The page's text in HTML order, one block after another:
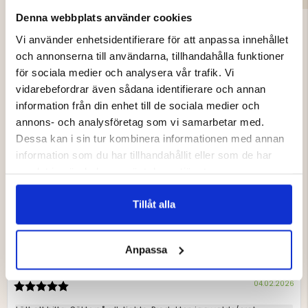
Denna webbplats använder cookies
Vi använder enhetsidentifierare för att anpassa innehållet
och annonserna till användarna, tillhandahålla funktioner
för sociala medier och analysera vår trafik. Vi
vidarebefordrar även sådana identifierare och annan
information från din enhet till de sociala medier och
annons- och analysföretag som vi samarbetar med.
Dessa kan i sin tur kombinera informationen med annan
information som du har tillhandahållit eller som de har
Tillåt alla
Anpassa
Betyg: 4 utav 5 stjärnor
6röster
Betyg: 3 utav 5 stjärnor
Betyg: 2 utav 5 stjärnor
röster
4.4
Betyg:
4.4
utav
5
Baserat på 17 betyg och
7 recensioner
3
5
Recensionsförfattare:
Anna-Lena Larsson BekräftadKÖPARE
04.02.2026